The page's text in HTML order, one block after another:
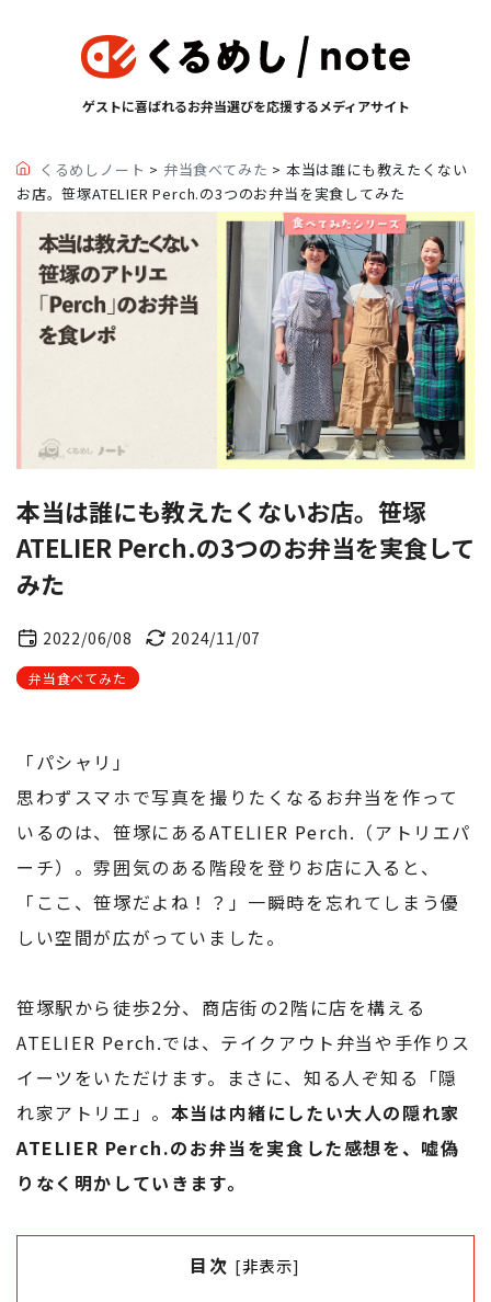
ゲストに喜ばれるお弁当選びを応援するメディアサイト
くるめしノート > 弁当食べてみた > 本当は誰にも教えたくない
お店。笹塚ATELIER Perch.の3つのお弁当を実食してみた
本当は誰にも教えたくないお店。笹塚
ATELIER Perch.の3つのお弁当を実食して
みた
2022/06/08 2024/11/07
弁当食べてみた
「パシャリ」
思わずスマホで写真を撮りたくなるお弁当を作って
いるのは、笹塚にあるATELIER Perch.（アトリエパ
ーチ）。雰囲気のある階段を登りお店に入ると、
「ここ、笹塚だよね！？」一瞬時を忘れてしまう優
しい空間が広がっていました。
笹塚駅から徒歩2分、商店街の2階に店を構える
ATELIER Perch.では、テイクアウト弁当や手作りス
イーツをいただけます。まさに、知る人ぞ知る「隠
れ家アトリエ」。 本当は内緒にしたい大人の隠れ家
ATELIER Perch.のお弁当を実食した感想を、嘘偽
りなく明かしていきます。
目次 [非表示]